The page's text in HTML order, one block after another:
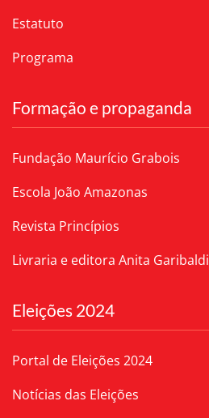
Estatuto
Programa
Formação e propaganda
Fundação Maurício Grabois
Escola João Amazonas
Revista Princípios
Livraria e editora Anita Garibaldi
Eleições 2024
Portal de Eleições 2024
Notícias das Eleições